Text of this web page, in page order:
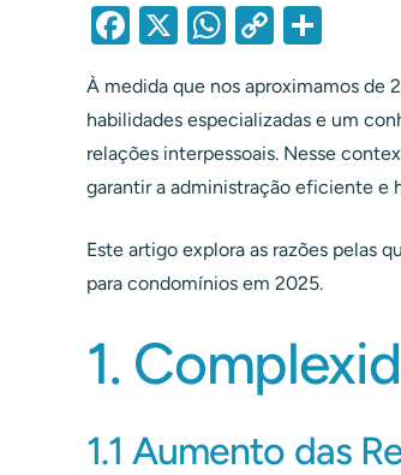
F
c
e
b
o
k
X
W
at
s
A
p
C
p
y
Li
k
ar
e
À medida que nos aproximamos de
habilidades especializadas e um
relações interpessoais. Nesse
garantir a administração eficiente e
Este artigo explora as razões pelas
para condomínios em 2025.
1.
1.1 Aumento das